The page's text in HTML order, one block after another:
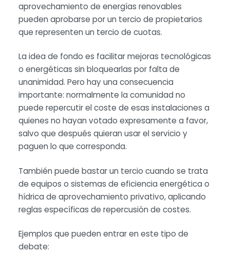
aprovechamiento de energías renovables
pueden aprobarse por un tercio de propietarios
que representen un tercio de cuotas.
La idea de fondo es facilitar mejoras tecnológicas
o energéticas sin bloquearlas por falta de
unanimidad. Pero hay una consecuencia
importante: normalmente la comunidad no
puede repercutir el coste de esas instalaciones a
quienes no hayan votado expresamente a favor,
salvo que después quieran usar el servicio y
paguen lo que corresponda.
También puede bastar un tercio cuando se trata
de equipos o sistemas de eficiencia energética o
hídrica de aprovechamiento privativo, aplicando
reglas específicas de repercusión de costes.
Ejemplos que pueden entrar en este tipo de
debate: